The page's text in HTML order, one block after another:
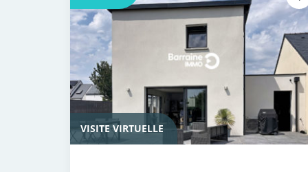
VISITE VIRTUELLE